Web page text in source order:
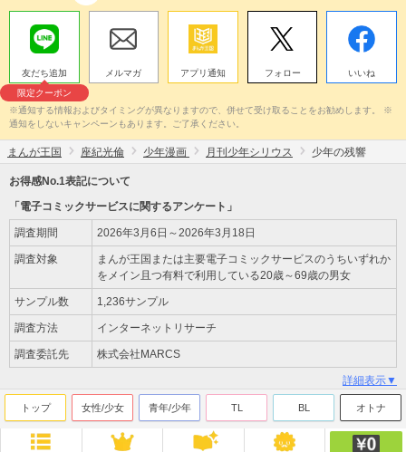
友だち追加
限定クーポン
メルマガ アプリ通知 フォロー いいね
※通知する情報およびタイミングが異なりますので、併せて受け取ることをお勧めします。 ※
通知をしないキャンペーンもあります。ご了承ください。
まんが王国 座紀光倫 少年漫画 月刊少年シリウス 少年の残響
お得感No.1表記について
「電子コミックサービスに関するアンケート」
調査期間 2026年3月6日～2026年3月18日
調査対象
まんが王国または主要電子コミックサービスのうちいずれか
をメイン且つ有料で利用している20歳～69歳の男女
サンプル数 1,236サンプル
調査方法 インターネットリサーチ
調査委託先 株式会社MARCS
詳細表示▼
トップ 女性/少女 青年/少年 TL BL オトナ